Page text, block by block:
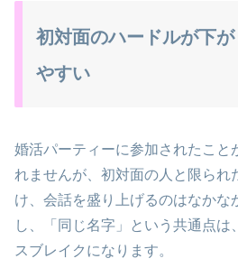
初対面のハードルが下
やすい
婚活パーティーに参加されたこと
れませんが、初対面の人と限られ
け、会話を盛り上げるのはなかな
し、「同じ名字」という共通点は
スブレイクになります。